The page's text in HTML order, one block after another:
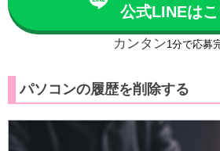
公式LINEは
カンタン1分で応募
パソコンの履歴を削除する